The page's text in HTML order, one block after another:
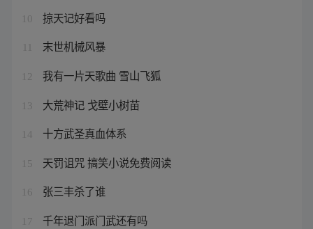
10 掠天记好看吗
末世机械风暴
12 我有一片天歌曲 雪山飞狐
13 大荒神记 戈壁小树苗
14 十方武圣真血体系
15 天罚诅咒 搞笑小说免费阅读
16 张三丰杀了谁
17 千年退门派门武还有吗